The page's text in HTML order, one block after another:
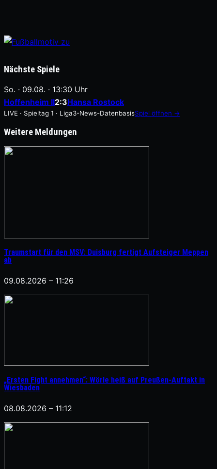
Nächste Spiele
So. · 09.08. · 13:30 Uhr
Hoffenheim II2:3Hansa Rostock
LIVE · Spieltag 1 · Liga3-News-DatenbasisSpiel öffnen →
Weitere Meldungen
Traumstart für den MSV: Duisburg fertigt Aufsteiger Meppen
ab
09.08.2026 – 11:26
„Ersten Fight annehmen“: Wörle heiß auf Preußen-Auftakt in
Wiesbaden
08.08.2026 – 11:12